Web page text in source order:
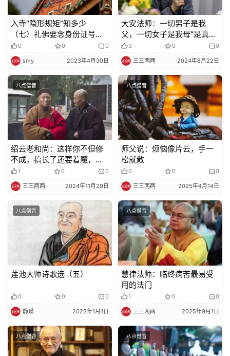
艺
术
政
策
规
免
责
明
入寺“隐形规矩”知多少
（七）礼佛要念身份证号
吗？该跟佛菩萨求什么？
0 0 0
smy 2023年4月30日
大安法师：一切男子是我
父，一切女子是我母”是真实
说还是方便说呢？
3 0 0
三三两两 2024年8月22日
八点僧音
绍云老和尚：这样你不但修
不成，搞长了还要着魔，非
着魔不可
1 0 0
三三两两 2024年11月29日
八点僧音
师父说：烦恼像片云，手一
松就散
0 0 0
三三两两 2025年4月14日
八点僧音
莲池大师诗歌选（五）
0 0 0
静瑛 2023年1月1日
八点僧音
慧律法师：临终病苦最易受
用的法门
1 0 0
三三两两 2025年9月1日
八点僧音 八点僧音